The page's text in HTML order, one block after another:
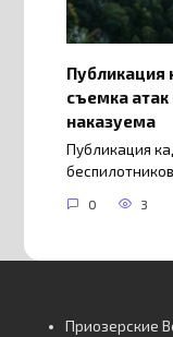
Публикация
съемка атак
наказуема
Публикация
беспилотников
0 3
Приозерские